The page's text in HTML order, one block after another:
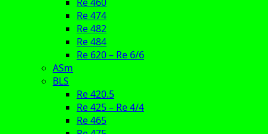
Re 474
Re 482
Re 484
Re 620 – Re 6/6
ASm
BLS
Re 420.5
Re 425 – Re 4/4
Re 465